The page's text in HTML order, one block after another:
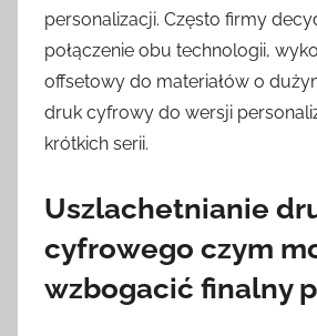
personalizacji. Często firmy
połączenie obu technologii,
offsetowy do materiałów o
druk cyfrowy do wersji
krótkich serii.
Uszlachetnianie
cyfrowego czym
wzbogacić finalny